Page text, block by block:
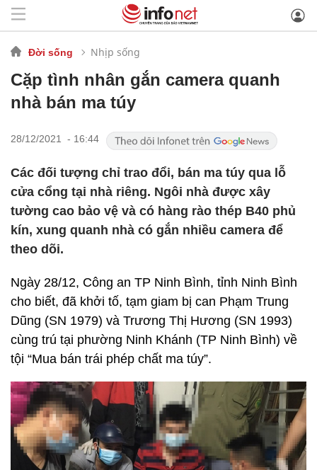
Đời sống Nhịp sống
Cặp tình nhân gắn camera quanh
nhà bán ma túy
28/12/2021 - 16:44
Các đối tượng chỉ trao đổi, bán ma túy qua lỗ
cửa cổng tại nhà riêng. Ngôi nhà được xây
tường cao bảo vệ và có hàng rào thép B40 phủ
kín, xung quanh nhà có gắn nhiều camera để
theo dõi.
Ngày 28/12, Công an TP Ninh Bình, tỉnh Ninh Bình
cho biết, đã khởi tố, tạm giam bị can Phạm Trung
Dũng (SN 1979) và Trương Thị Hương (SN 1993)
cùng trú tại phường Ninh Khánh (TP Ninh Bình) về
tội “Mua bán trái phép chất ma túy”.